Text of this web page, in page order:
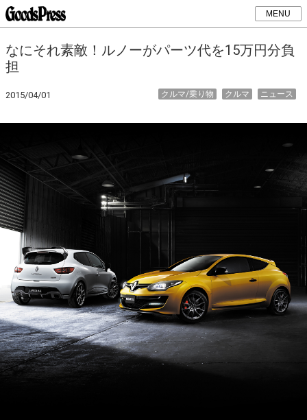
MENU
なにそれ素敵！ルノーがパーツ代を15万円分負
担
2015/04/01 ニュース
クルマ
クルマ/乗り物